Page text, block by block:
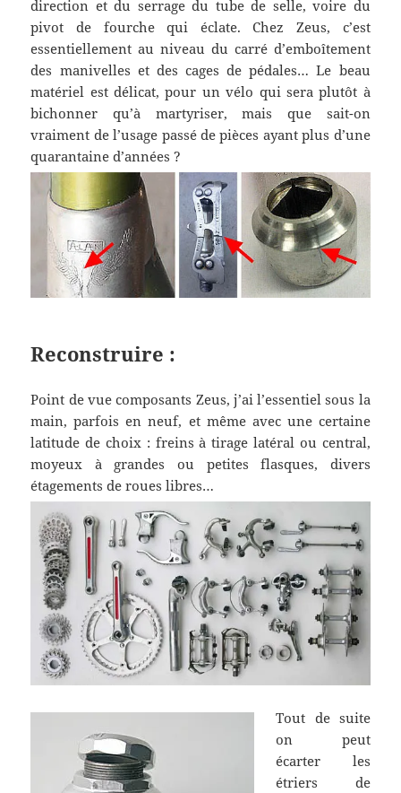
direction et du serrage du tube de selle, voire du
pivot de fourche qui éclate. Chez Zeus, c’est
essentiellement au niveau du carré d’emboîtement
des manivelles et des cages de pédales… Le beau
matériel est délicat, pour un vélo qui sera plutôt à
bichonner qu’à martyriser, mais que sait-on
vraiment de l’usage passé de pièces ayant plus d’une
quarantaine d’années ?
Reconstruire :
Point de vue composants Zeus, j’ai l’essentiel sous la
main, parfois en neuf, et même avec une certaine
latitude de choix : freins à tirage latéral ou central,
moyeux à grandes ou petites flasques, divers
étagements de roues libres…
Tout de suite
on peut
écarter les
étriers de